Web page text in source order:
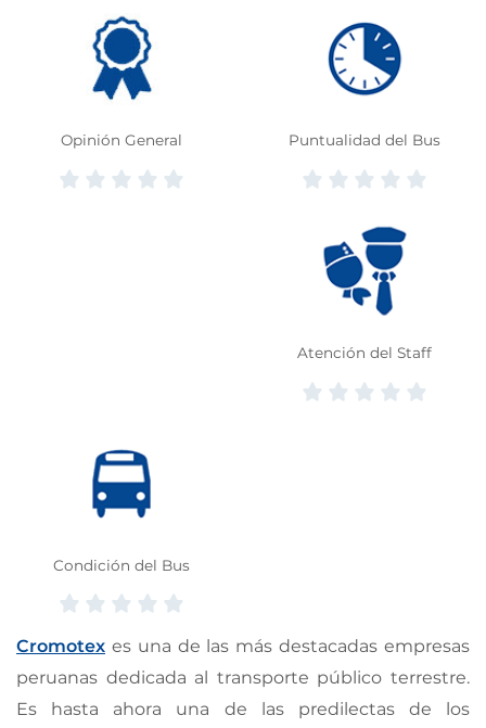
Opinión General Puntualidad del Bus
Atención del Staff
Condición del Bus
Cromotex es una de las más destacadas empresas
peruanas dedicada al transporte público terrestre.
Es hasta ahora una de las predilectas de los